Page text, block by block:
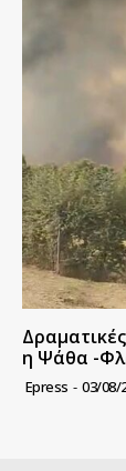
η Ψάθα -
Epress - 03/08/